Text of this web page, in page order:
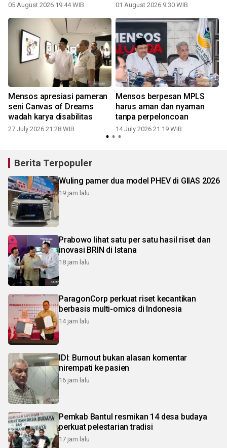
05 August 2026 19:44 WIB 01 August 2026 9:30 WIB
Mensos apresiasi pameran
seni Canvas of Dreams
wadah karya disabilitas
27 July 2026 21:28 WIB
Mensos berpesan MPLS
harus aman dan nyaman
tanpa perpeloncoan
14 July 2026 21:19 WIB
Berita Terpopuler
Wuling pamer dua model PHEV di GIIAS 2026
19 jam lalu
Prabowo lihat satu per satu hasil riset dan
inovasi BRIN di Istana
18 jam lalu
ParagonCorp perkuat riset kecantikan
berbasis multi-omics di Indonesia
14 jam lalu
IDI: Burnout bukan alasan komentar
nirempati ke pasien
16 jam lalu
Pemkab Bantul resmikan 14 desa budaya
perkuat pelestarian tradisi
17 jam lalu